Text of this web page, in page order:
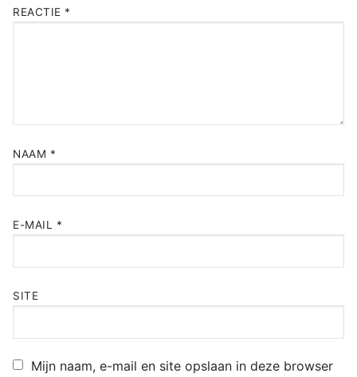
REACTIE *
NAAM *
E-MAIL *
SITE
Mijn naam, e-mail en site opslaan in deze browser